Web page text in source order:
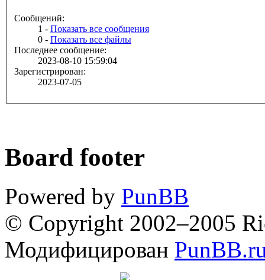
Сообщений:
1 - Показать все сообщения
0 - Показать все файлы
Последнее сообщение:
2023-08-10 15:59:04
Зарегистрирован:
2023-07-05
Board footer
Powered by PunBB
© Copyright 2002–2005
Модифицирован